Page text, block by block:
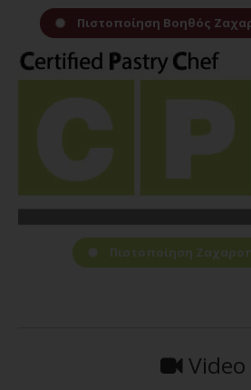
Πιστοποίηση Βοηθός
Πιστοποίηση
Video